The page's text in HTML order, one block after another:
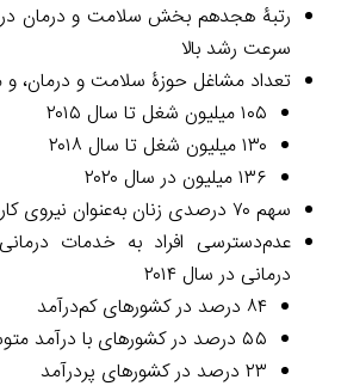
سرعت رشد بالا
تعداد مشاغل حوزۀ سلامت و درمان، و
۱۰۵ میلیون شغل تا سال ۲۰۱۵
۱۳۰ میلیون شغل تا سال ۲۰۱۸
۱۳۶ میلیون در سال ۲۰۲۰
سهم ۷۰ درصدی زنان به‌عنوان نیروی کار بخش درمانی
عدم‌دسترسی افراد به خدمات
درمانی در سال ۲۰۱۴
۸۴ درصد در کشورهای کم‌درآمد
۵۵ درصد در کشورهای با درآمد متوسط
۲۳ درصد در کشورهای پردرآمد